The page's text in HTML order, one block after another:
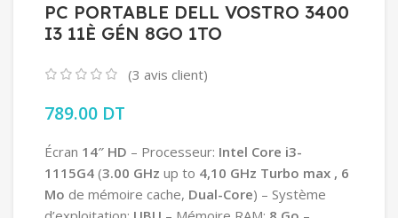
PC PORTABLE DELL VOSTRO 3400
I3 11È GÉN 8GO 1TO
(3 avis client)
789.00 DT
Écran 14″ HD – Processeur: Intel Core i3-
1115G4 (3.00 GHz up to 4,10 GHz Turbo max , 6
Mo de mémoire cache, Dual-Core) – Système